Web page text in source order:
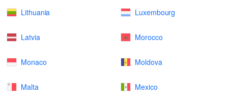
Lithuania Luxembourg
Latvia Morocco
Monaco Moldova
Malta Mexico